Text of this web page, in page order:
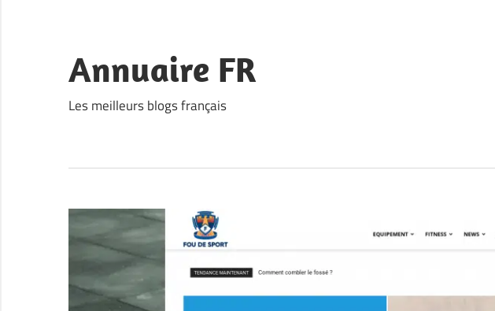
content
Annuaire FR
Les meilleurs blogs français